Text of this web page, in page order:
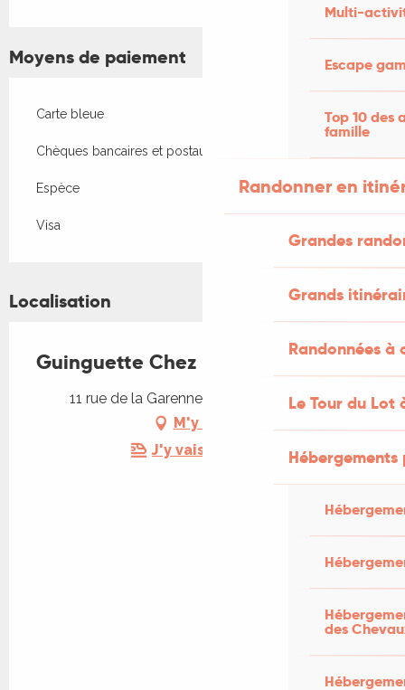
Multi-
Escape
Top 10 des
famille
Randonner en
Grandes
Grands
Randonnées
Le Tour du Lot
des
Moyens de paiement
Carte bleue
Chèques bancaires et postaux
Espèce
Visa
Localisation
Guinguette Chez Fred
11 rue de la Garenne, 46300 Saint-Projet
M'y rendre
J'y vais en train !